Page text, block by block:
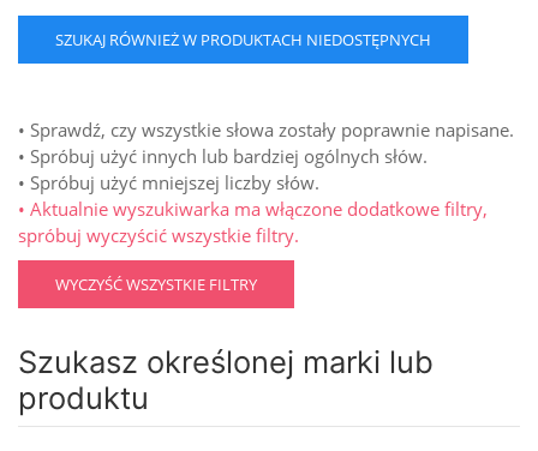
SZUKAJ RÓWNIEŻ W PRODUKTACH NIEDOSTĘPNYCH
• Sprawdź, czy wszystkie słowa zostały poprawnie napisane.
• Spróbuj użyć innych lub bardziej ogólnych słów.
• Spróbuj użyć mniejszej liczby słów.
• Aktualnie wyszukiwarka ma włączone dodatkowe filtry,
spróbuj wyczyścić wszystkie filtry.
WYCZYŚĆ WSZYSTKIE FILTRY
Szukasz określonej marki lub
produktu